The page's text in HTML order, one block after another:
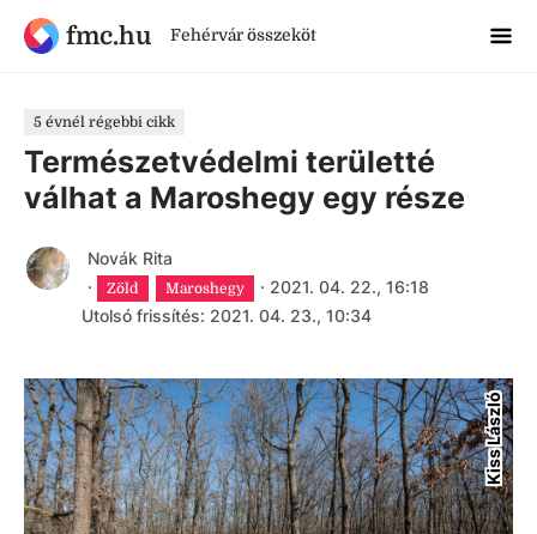
fmc.hu Fehérvár összeköt
5 évnél régebbi cikk
Természetvédelmi területté
válhat a Maroshegy egy része
Novák Rita
·
Zöld Maroshegy · 2021. 04. 22., 16:18
Utolsó frissítés: 2021. 04. 23., 10:34
Kiss László